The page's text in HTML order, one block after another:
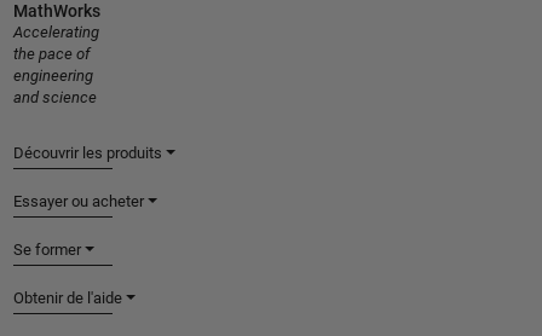
MathWorks
Accelerating
the pace of
engineering
and science
Découvrir les produits
Essayer ou acheter
Se former
Obtenir de l'aide